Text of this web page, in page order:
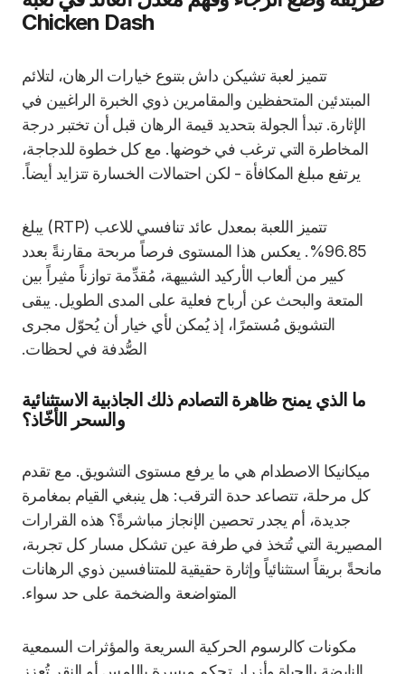
Chicken Dash
تتميز لعبة تشيكن داش بتنوع خيارات الرهان، لتلائم
المبتدئين المتحفظين والمقامرين ذوي الخبرة الراغبين في
الإثارة. تبدأ الجولة بتحديد قيمة الرهان قبل أن تختبر درجة
المخاطرة التي ترغب في خوضها. مع كل خطوة للدجاجة،
يرتفع مبلغ المكافأة - لكن احتمالات الخسارة تتزايد أيضاً.
تتميز اللعبة بمعدل عائد تنافسي للاعب (RTP) يبلغ
96.85%. يعكس هذا المستوى فرصاً مربحة مقارنةً بعدد
كبير من ألعاب الأركيد الشبيهة، مُقدِّمة توازناً مثيراً بين
المتعة والبحث عن أرباح فعلية على المدى الطويل. يبقى
التشويق مُستمرًا، إذ يُمكن لأي خيار أن يُحوّل مجرى
الصُّدفة في لحظات.
ما الذي يمنح ظاهرة التصادم ذلك الجاذبية الاستثنائية
والسحر الأخّاذ؟
ميكانيكا الاصطدام هي ما يرفع مستوى التشويق. مع تقدم
كل مرحلة، تتصاعد حدة الترقب: هل ينبغي القيام بمغامرة
جديدة، أم يجدر تحصين الإنجاز مباشرةً؟ هذه القرارات
المصيرية التي تُتخذ في طرفة عين تشكل مسار كل تجربة،
مانحةً بريقاً استثنائياً وإثارة حقيقية للمتنافسين ذوي الرهانات
المتواضعة والضخمة على حد سواء.
مكونات كالرسوم الحركية السريعة والمؤثرات السمعية